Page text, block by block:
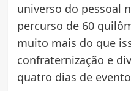
universo do pessoal
percurso de 60
muito mais do que
confraternização e
quatro dias de